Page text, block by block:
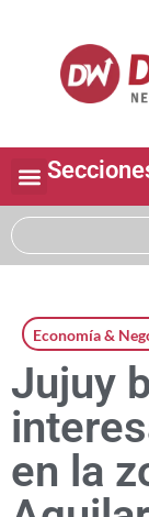
Economía &
Jujuy
en la